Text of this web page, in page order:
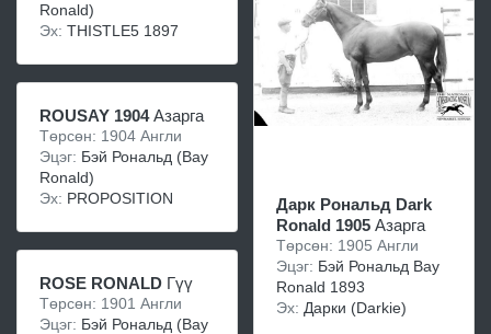
Ronald)
Эх: THISTLE5 1897
ROUSAY 1904Азарга
Төрсөн: 1904 Англи
Эцэг: Бэй Рональд (Bay
Ronald)
Эх: PROPOSITION
ROSE RONALD Гүү
Төрсөн: 1901 Англи
Эцэг: Бэй Рональд (Bay
Дарк Рональд Dark
Ronald 1905 Азарга
Төрсөн: 1905 Англи
Эцэг: Бэй Рональд Bay
Ronald 1893
Эх: Дaрки (Darkie)